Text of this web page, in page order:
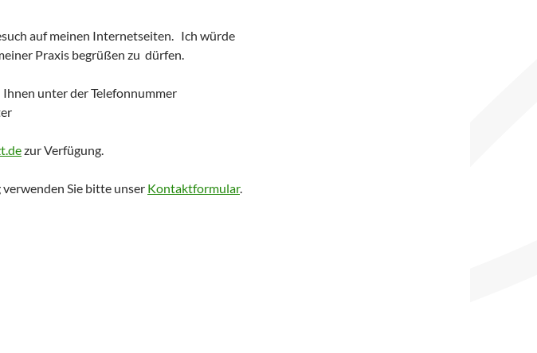
auf meinen Internetseiten. Ich würde
Praxis begrüßen zu dürfen.
Ihnen unter der Telefonnummer
zur Verfügung.
Sie bitte unser Kontaktformular.